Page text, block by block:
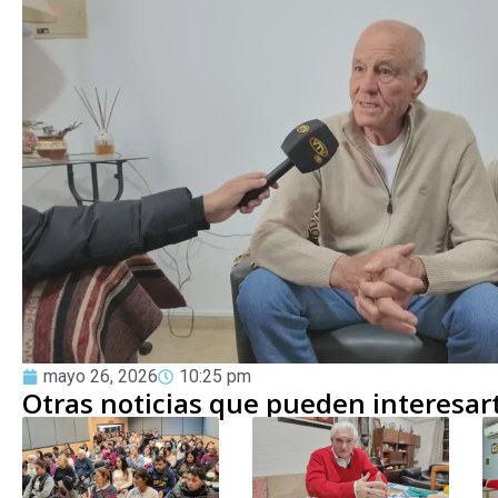
mayo 26, 2026 10:25 pm
Otras noticias que pueden